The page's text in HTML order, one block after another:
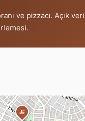
ve pizzacı. Açık
🍝